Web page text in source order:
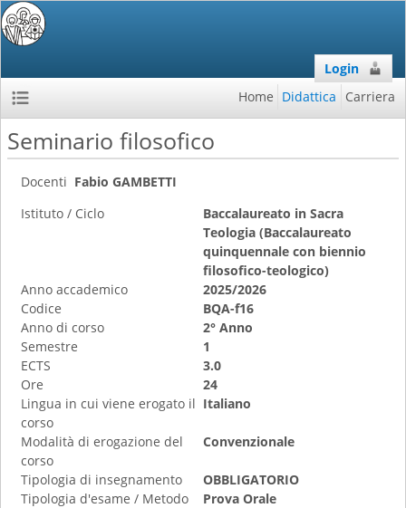
Login
Home Didattica Carriera
Seminario filosofico
Docenti Fabio GAMBETTI
Istituto / Ciclo
Baccalaureato in Sacra
Teologia (Baccalaureato
quinquennale con biennio
filosofico-teologico)
Anno accademico
2025/2026
Codice
BQA-f16
Anno di corso
2° Anno
Semestre
1
ECTS
3.0
Ore
24
Lingua in cui viene erogato il
corso
Italiano
Modalità di erogazione del
corso
Convenzionale
Tipologia di insegnamento
OBBLIGATORIO
Tipologia d'esame / Metodo
Prova Orale